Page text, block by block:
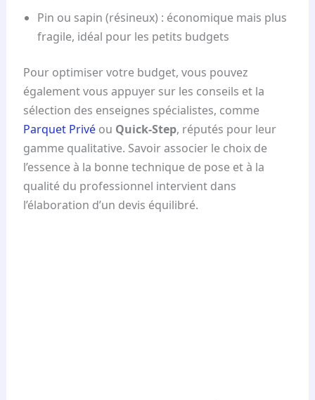
Pin ou sapin (résineux) : économique mais plus
fragile, idéal pour les petits budgets
Pour optimiser votre budget, vous pouvez
également vous appuyer sur les conseils et la
sélection des enseignes spécialistes, comme
Parquet Privéou Quick-Step, réputés pour leur
gamme qualitative. Savoir associer le choix de
l’essence à la bonne technique de pose et à la
qualité du professionnel intervient dans
l’élaboration d’un devis équilibré.